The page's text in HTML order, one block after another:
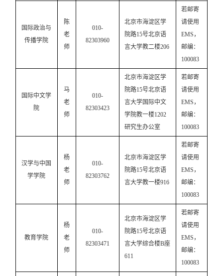
国际政治与
传播学院
陈
老
师
010-
82303960
北京市海淀区学
院路15号北京语
言大学教二楼206
若邮寄
请使用
EMS，
邮编：
100083
国际中文学
院
马
老
师
010-
82303423
北京市海淀区学
院路15号北京语
言大学国际中文
学院教一楼1202
研究生办公室
若邮寄
请使用
EMS，
邮编：
100083
汉学与中国
学学院
杨
老
师
010-
82303762
北京市海淀区学
院路15号北京语
言大学教一楼916
若邮寄
请使用
EMS，
邮编：
100083
教育学院
杨
老
师
010-
82303471
北京市海淀区学
院路15号北京语
言大学综合楼B座
611
若邮寄
请使用
EMS，
邮编：
100083